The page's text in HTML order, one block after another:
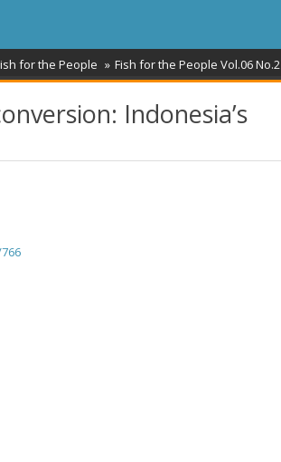
for the People Fish for the People Vol.06 No.2
Indonesia’s